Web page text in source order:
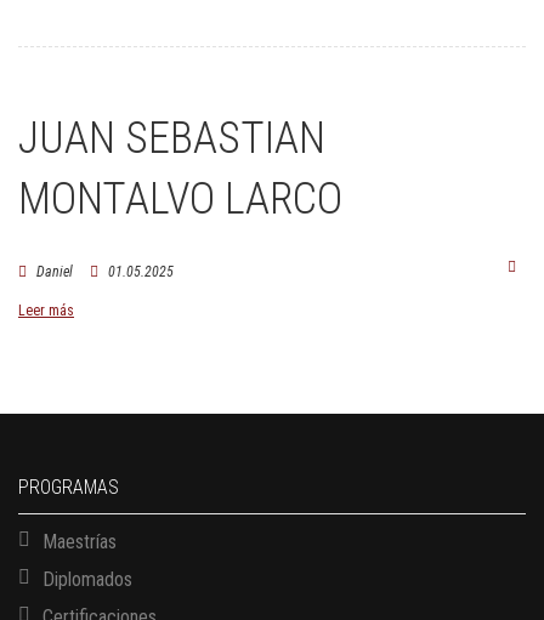
JUAN SEBASTIAN
MONTALVO LARCO
Daniel 01.05.2025
Leer más
PROGRAMAS
Maestrías
Diplomados